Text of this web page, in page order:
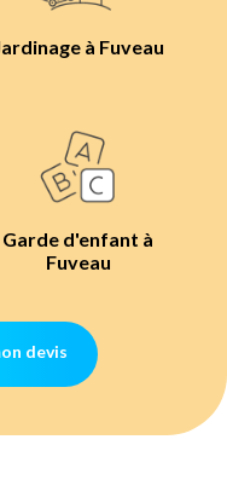
à Fuveau
Garde d'enfant à
Fuveau
devis